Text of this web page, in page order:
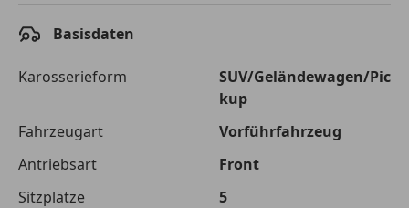
120 Monate
Kreditbetrag
€ 25 500,-
Gesamtbetrag
Basisdaten
Karosserieform
SUV/Geländewagen/Pic
kup
Fahrzeugart
Vorführfahrzeug
Antriebsart
Front
Sitzplätze
5